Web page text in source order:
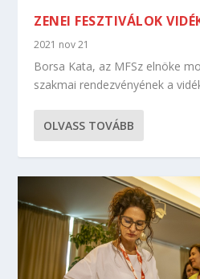
ZENEI FESZTIVÁLOK
2021 nov 21
Borsa Kata, az MFSz elnöke
szakmai rendezvényének a
OLVASS TOVÁBB